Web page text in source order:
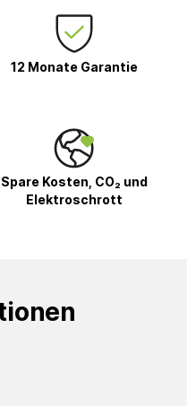
12 Monate Garantie
Spare Kosten, CO₂ und
Elektroschrott